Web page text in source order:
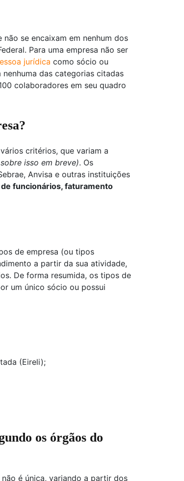
se encaixam em nenhum dos
Para uma empresa não ser
jurídica como sócio ou
das categorias citadas
colaboradores em seu quadro
critérios, que variam a
isso em breve). Os
Anvisa e outras instituições
funcionários, faturamento
de empresa (ou tipos
a partir da sua atividade,
De forma resumida, os tipos de
um único sócio ou possui
(Eireli);
os órgãos do
é única, variando a partir dos